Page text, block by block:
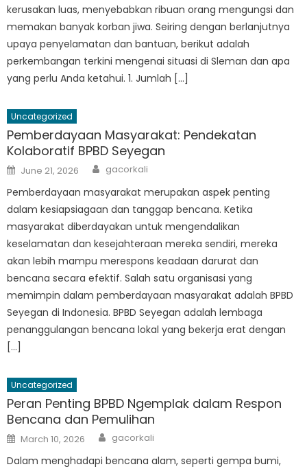
kerusakan luas, menyebabkan ribuan orang mengungsi dan
memakan banyak korban jiwa. Seiring dengan berlanjutnya
upaya penyelamatan dan bantuan, berikut adalah
perkembangan terkini mengenai situasi di Sleman dan apa
yang perlu Anda ketahui. 1. Jumlah […]
Uncategorized
Pemberdayaan Masyarakat: Pendekatan
Kolaboratif BPBD Seyegan
Posted
on
June 21, 2026 Author
gacorkali
Pemberdayaan masyarakat merupakan aspek penting
dalam kesiapsiagaan dan tanggap bencana. Ketika
masyarakat diberdayakan untuk mengendalikan
keselamatan dan kesejahteraan mereka sendiri, mereka
akan lebih mampu merespons keadaan darurat dan
bencana secara efektif. Salah satu organisasi yang
memimpin dalam pemberdayaan masyarakat adalah BPBD
Seyegan di Indonesia. BPBD Seyegan adalah lembaga
penanggulangan bencana lokal yang bekerja erat dengan
[…]
Uncategorized
Peran Penting BPBD Ngemplak dalam Respon
Bencana dan Pemulihan
Posted
on
March 10, 2026 Author
gacorkali
Dalam menghadapi bencana alam, seperti gempa bumi,